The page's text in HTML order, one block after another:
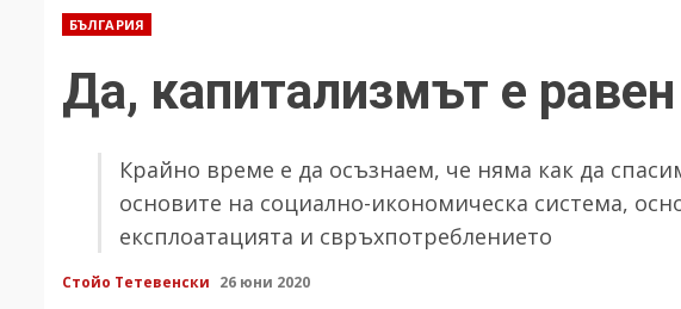
БЪЛГАРИЯ
Да, капитализмът е
Крайно време е да осъзнаем, че няма как да
основите на социално-икономическа система,
експлоатацията и свръхпотреблението
Стойо Тетевенски 26 юни 2020